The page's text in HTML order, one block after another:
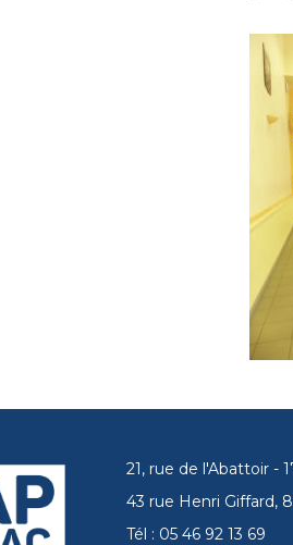
21, rue de l'Abattoir -
43 rue Henri Giffard,
Tél : 05 46 92 13 69